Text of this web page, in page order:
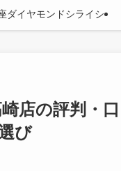
ダイヤモンドシライシ
店の評判・
び